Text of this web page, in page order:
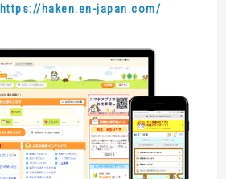
https://haken.en-japan.com/